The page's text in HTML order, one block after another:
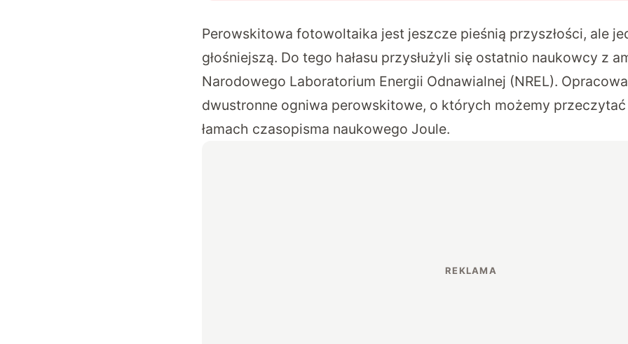
Perowskitowa fotowoltaika jest jeszcze pieśnią przyszłości, ale
głośniejszą. Do tego hałasu przysłużyli się ostatnio naukowcy z
Narodowego Laboratorium Energii Odnawialnej (NREL).
dwustronne ogniwa perowskitowe, o których możemy
łamach czasopisma naukowego Joule.